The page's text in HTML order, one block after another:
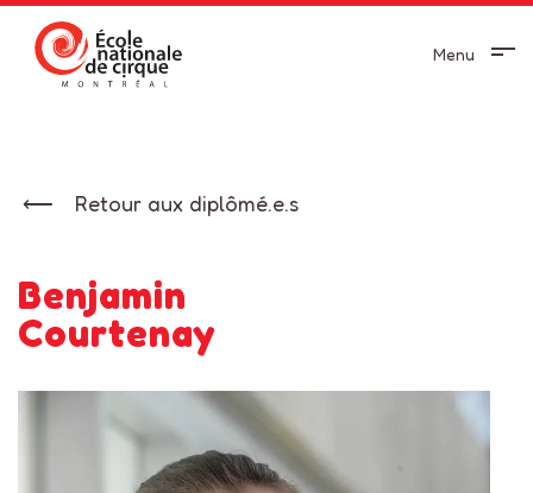
Menu
Retour aux diplômé.e.s
Benjamin
Courtenay